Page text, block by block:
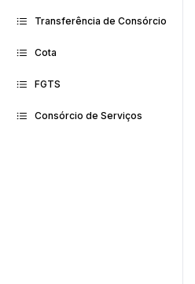
Transferência de Consórcio
Cota
FGTS
Consórcio de Serviços